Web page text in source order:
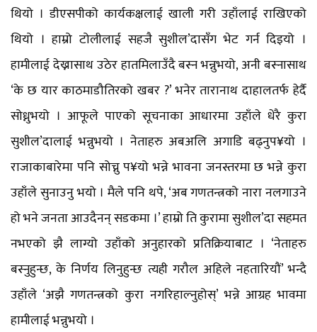
थियो । डीएसपीको कार्यकक्षलाई खाली गरी उहाँलाई राखिएको
थियो । हाम्रो टोलीलाई सहजै सुशील’दासँग भेट गर्न दिइयो ।
हामीलाई देख्नासाथ उठेर हातमिलाउँदै बस्न भन्नुभयो, अनी बस्नासाथ
‘के छ यार काठमाडौतिरको खबर ?’ भनेर तारानाथ दाहालतर्फ हेर्दै
सोध्नुभयो । आफूले पाएको सूचनाका आधारमा उहाँले धेरै कुरा
सुशील’दालाई भन्नुभयो । नेताहरु अबअलि अगाडि बढ्नुप¥यो ।
राजाकाबारेमा पनि सोच्नु प¥यो भन्ने भावना जनस्तरमा छ भन्ने कुरा
उहाँले सुनाउनु भयो । मैले पनि थपे, ‘अब गणतन्त्रको नारा नलगाउने
हो भने जनता आउदैनन् सडकमा ।’ हाम्रो ति कुरामा सुशील’दा सहमत
नभएको झै लाग्यो उहाँको अनुहारको प्रतिक्रियाबाट । ‘नेताहरु
बस्नुहुन्छ, के निर्णय लिनुहुन्छ त्यही गरौल अहिले नहतारियौं’ भन्दै
उहाँले ‘अझै गणतन्त्रको कुरा नगरिहाल्नुहोस्’ भन्ने आग्रह भावमा
हामीलाई भन्नुभयो ।